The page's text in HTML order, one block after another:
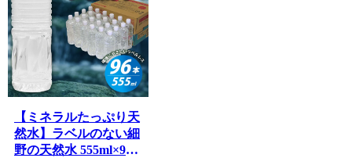
【ミネラルたっぷり天
然水】ラベルのない細
野の天然水 555ml×96